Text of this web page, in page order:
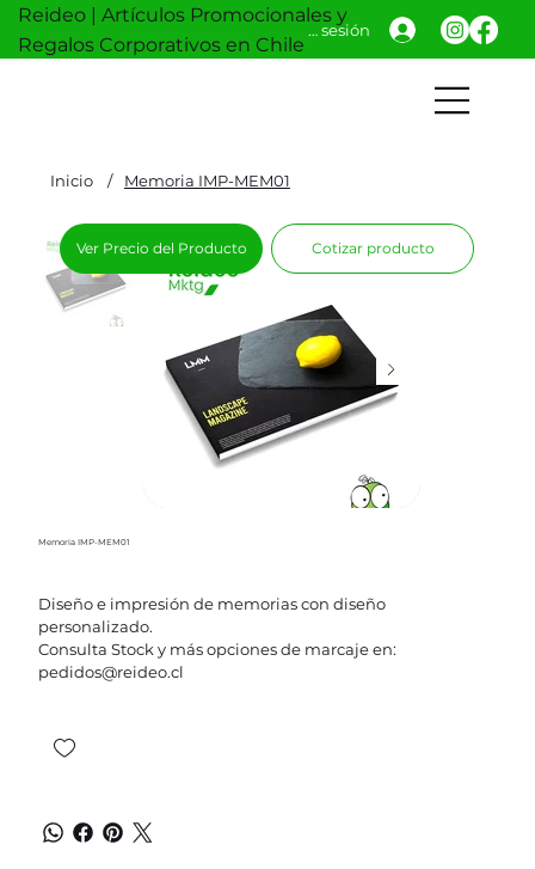
Reideo | Artículos Promocionales y
Regalos Corporativos en Chile
Iniciar sesión
Inicio / Memoria IMP-MEM01
Memoria IMP-MEM01
Diseño e impresión de memorias con diseño
personalizado.
Consulta Stock y más opciones de marcaje en:
pedidos@reideo.cl
Ver Precio del Producto Cotizar producto